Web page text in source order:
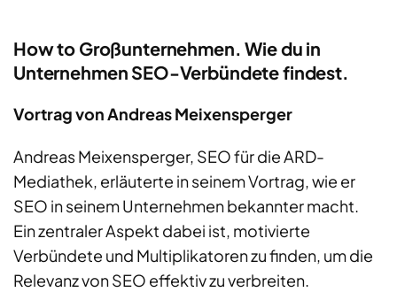
How to Großunternehmen. Wie du in
Unternehmen SEO-Verbündete findest.
Vortrag von Andreas Meixensperger
Andreas Meixensperger, SEO für dieARD-
Mediathek, erläuterte in seinem Vortrag, wie er
SEO in seinem Unternehmen bekannter macht.
Ein zentraler Aspekt dabei ist, motivierte
Verbündete und Multiplikatoren zu finden, um die
Relevanz von SEO effektiv zu verbreiten.